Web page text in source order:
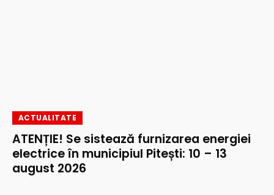
ACTUALITATE
ATENȚIE! Se sistează furnizarea energiei
electrice în municipiul Pitești: 10 – 13
august 2026